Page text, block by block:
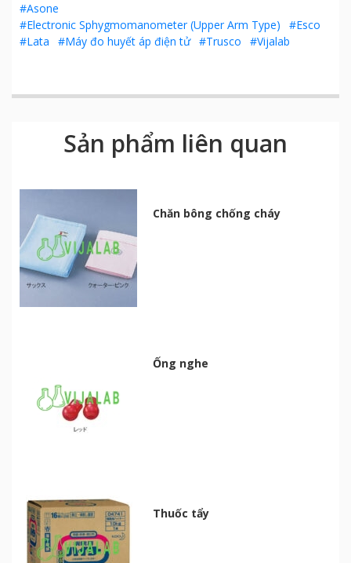
#Asone
#Electronic Sphygmomanometer (Upper Arm Type)
#Esco
#Lata
#Máy đo huyết áp điện tử #Trusco #Vijalab
Sản phẩm liên quan
Chăn bông chống cháy
Ống nghe
Thuốc tẩy